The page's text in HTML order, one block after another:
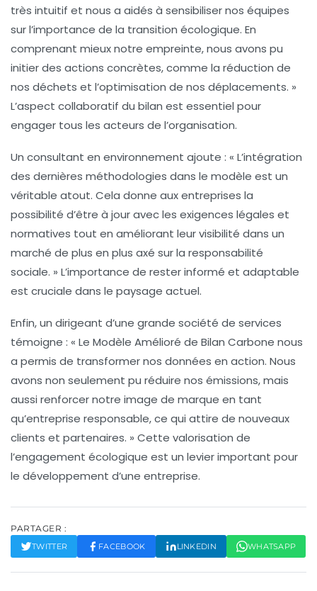
très intuitif et nous a aidés à sensibiliser nos équipes
sur l’importance de la transition écologique. En
comprenant mieux notre empreinte, nous avons pu
initier des actions concrètes, comme la réduction de
nos déchets et l’optimisation de nos déplacements. »
L’aspect collaboratif du bilan est essentiel pour
engager tous les acteurs de l’organisation.
Un consultant en environnement ajoute : « L’intégration
des dernières méthodologies dans le modèle est un
véritable atout. Cela donne aux entreprises la
possibilité d’être à jour avec les exigences légales et
normatives tout en améliorant leur visibilité dans un
marché de plus en plus axé sur la responsabilité
sociale. » L’importance de rester informé et adaptable
est cruciale dans le paysage actuel.
Enfin, un dirigeant d’une grande société de services
témoigne : « Le Modèle Amélioré de Bilan Carbone nous
a permis de transformer nos données en action. Nous
avons non seulement pu réduire nos émissions, mais
aussi renforcer notre image de marque en tant
qu’entreprise responsable, ce qui attire de nouveaux
clients et partenaires. » Cette valorisation de
l’engagement écologique est un levier important pour
le développement d’une entreprise.
PARTAGER :
TWITTER FACEBOOK LINKEDIN WHATSAPP